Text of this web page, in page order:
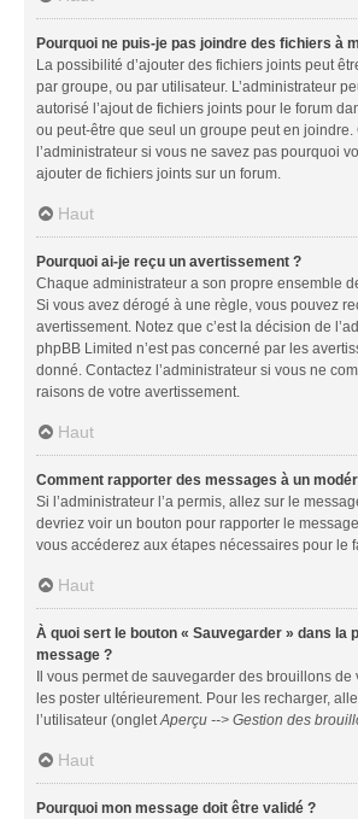
Pourquoi ne puis-je pas joindre des fichiers à
La possibilité d’ajouter des fichiers joints peut
par groupe, ou par utilisateur. L’administrateur
autorisé l’ajout de fichiers joints pour le forum
ou peut-être que seul un groupe peut en joindre.
l’administrateur si vous ne savez pas pourquoi
ajouter de fichiers joints sur un forum.
Haut
Pourquoi ai-je reçu un avertissement ?
Chaque administrateur a son propre ensemble
Si vous avez dérogé à une règle, vous pouvez
avertissement. Notez que c’est la décision de
phpBB Limited n’est pas concerné par les
donné. Contactez l’administrateur si vous ne
raisons de votre avertissement.
Haut
Comment rapporter des messages à un
Si l’administrateur l’a permis, allez sur le
devriez voir un bouton pour rapporter le
vous accéderez aux étapes nécessaires pour le
Haut
À quoi sert le bouton « Sauvegarder » dans la
message ?
Il vous permet de sauvegarder des brouillons de
les poster ultérieurement. Pour les recharger,
l’utilisateur (ongletAperçu --> Gestion des
Haut
Pourquoi mon message doit être validé ?